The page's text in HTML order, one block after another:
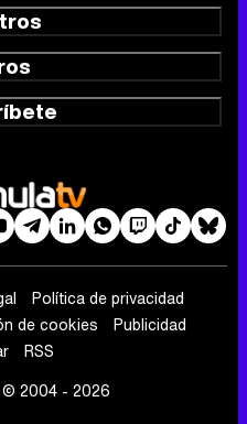
Política de privacidad
de cookies
Publicidad
RSS
© 2004 - 2026